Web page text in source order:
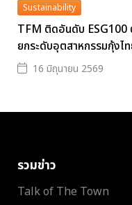
Sustainability
TFM ติดอันดับ ESG100
ยกระดับอุตสาหกรรมกุ้งไ
16 มิถุนายน 2569
รวมข่าว
Talk of The Town